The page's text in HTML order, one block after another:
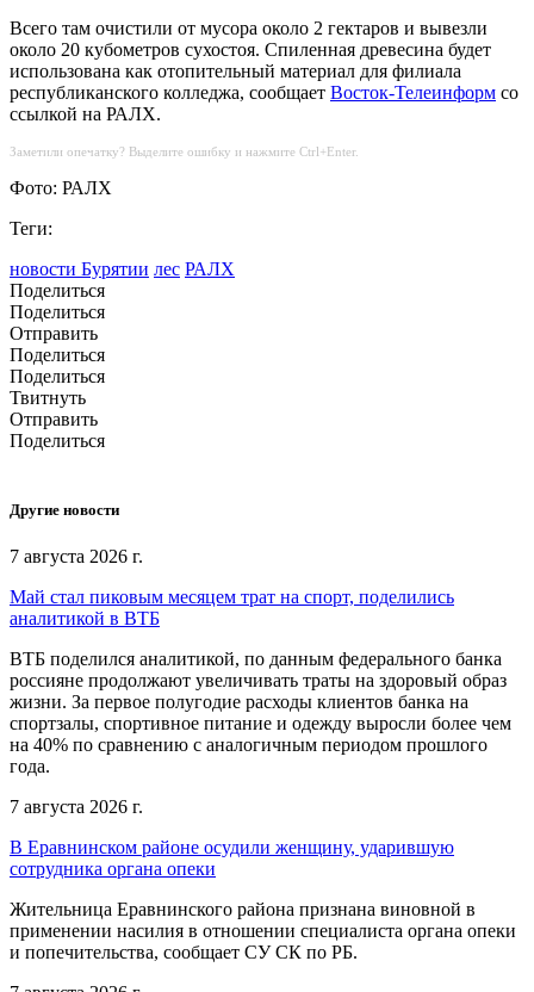
Всего там очистили от мусора около 2 гектаров и вывезли
около 20 кубометров сухостоя. Спиленная древесина будет
использована как отопительный материал для филиала
республиканского колледжа, сообщает Восток-Телеинформ со
ссылкой на РАЛХ.
Заметили опечатку? Выделите ошибку и нажмите Ctrl+Enter.
Фото: РАЛХ
Теги:
новости Бурятии лес РАЛХ
Поделиться
Поделиться
Отправить
Поделиться
Поделиться
Твитнуть
Отправить
Поделиться
Другие новости
7 августа 2026 г.
Май стал пиковым месяцем трат на спорт, поделились
аналитикой в ВТБ
ВТБ поделился аналитикой, по данным федерального банка
россияне продолжают увеличивать траты на здоровый образ
жизни. За первое полугодие расходы клиентов банка на
спортзалы, спортивное питание и одежду выросли более чем
на 40% по сравнению с аналогичным периодом прошлого
года.
7 августа 2026 г.
В Еравнинском районе осудили женщину, ударившую
сотрудника органа опеки
Жительница Еравнинского района признана виновной в
применении насилия в отношении специалиста органа опеки
и попечительства, сообщает СУ СК по РБ.